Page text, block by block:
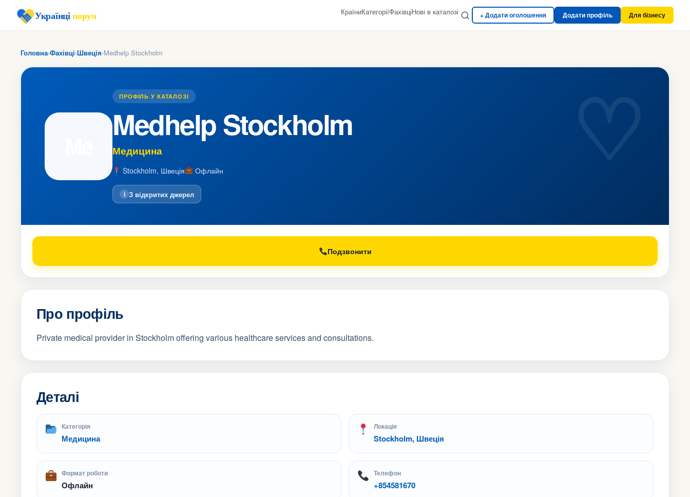
Українціпоруч КраїниКатегоріїФахівціНові в каталозі + Додати оголошення Додати профіль Для бізнесу
Головна›Фахівці›Швеція›Medhelp Stockholm
ПРОФІЛЬ У КАТАЛОЗІ
Medhelp Stockholm
Медицина
Stockholm, Швеція Офлайн
i З відкритих джерел
Подзвонити
Про профіль
Private medical provider in Stockholm offering various healthcare services and consultations.
Деталі
Категорія
Медицина
Локація
Stockholm, Швеція
Формат роботи
Офлайн
Телефон
+854581670